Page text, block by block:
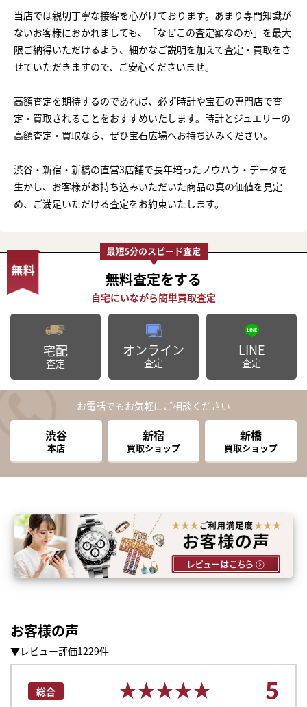
当店では親切丁寧な接客を心がけております。あまり専門知識が
ないお客様におかれましても、「なぜこの査定額なのか」を最大
限ご納得いただけるよう、細かなご説明を加えて査定・買取をさ
せていただきますので、ご安心くださいませ。
高額査定を期待するのであれば、必ず時計や宝石の専門店で査
定・買取されることをおすすめいたします。時計とジュエリーの
高額査定・買取なら、ぜひ宝石広場へお持ち込みください。
渋谷・新宿・新橋の直営3店舗で長年培ったノウハウ・データを
生かし、お客様がお持ち込みいただいた商品の真の価値を見定
め、ご満足いただける査定をお約束いたします。
無料査定をする
宅配
査定
オンライン
査定
LINE
査定
お電話でもお気軽にご相談ください
渋谷
本店
新宿
買取ショップ
新橋
買取ショップ
お客様の声
▼レビュー評価1229件
総合 ★★★★★
★★★★★ 5